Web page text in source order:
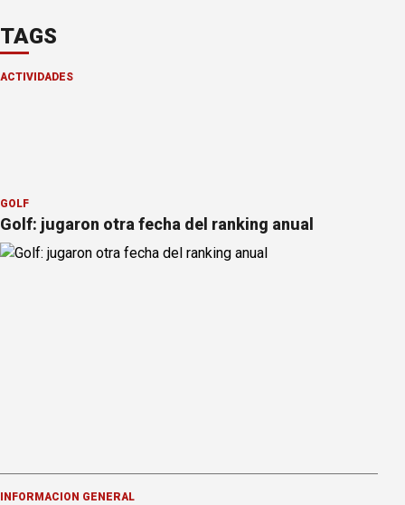
TAGS
ACTIVIDADES
GOLF
Golf: jugaron otra fecha del ranking anual
INFORMACION GENERAL